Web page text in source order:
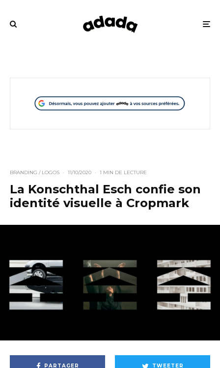
BRANDING / LOGOS · 11/10/2020 · 1 MIN DE LECTURE
La Konschthal Esch confie son
identité visuelle à Cropmark
PARTAGER TWEETER